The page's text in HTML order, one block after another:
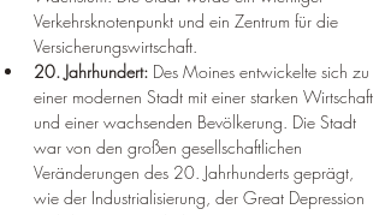
Verkehrsknotenpunkt und ein Zentrum für die
Versicherungswirtschaft.
20. Jahrhundert: Des Moines entwickelte sich zu
einer modernen Stadt mit einer starken Wirtschaft
und einer wachsenden Bevölkerung. Die Stadt
war von den großen gesellschaftlichen
Veränderungen des 20. Jahrhunderts geprägt,
wie der Industrialisierung, der Great Depression